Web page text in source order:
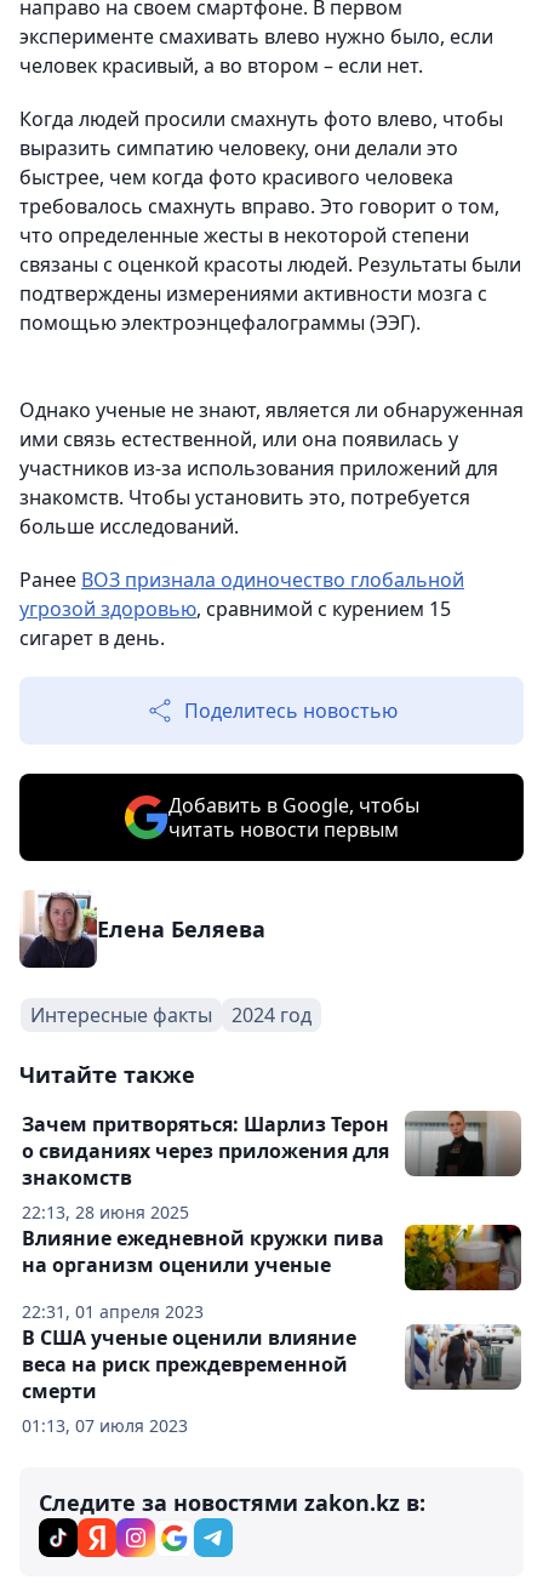
направо на своем смартфоне. В первом
эксперименте смахивать влево нужно было, если
человек красивый, а во втором – если нет.
Когда людей просили смахнуть фото влево, чтобы
выразить симпатию человеку, они делали это
быстрее, чем когда фото красивого человека
требовалось смахнуть вправо. Это говорит о том,
что определенные жесты в некоторой степени
связаны с оценкой красоты людей. Результаты были
подтверждены измерениями активности мозга с
помощью электроэнцефалограммы (ЭЭГ).
Однако ученые не знают, является ли обнаруженная
ими связь естественной, или она появилась у
участников из-за использования приложений для
знакомств. Чтобы установить это, потребуется
больше исследований.
Ранее ВОЗ признала одиночество глобальной
угрозой здоровью, сравнимой с курением 15
сигарет в день.
Поделитесь новостью
Добавить в Google, чтобы
читать новости первым
Елена Беляева
Интересные факты 2024 год
Читайте также
22:13, 28 июня 2025
Зачем притворяться: Шарлиз Терон
о свиданиях через приложения для
знакомств
22:31, 01 апреля 2023
Влияние ежедневной кружки пива
на организм оценили ученые
01:13, 07 июля 2023
В США ученые оценили влияние
веса на риск преждевременной
смерти
Следите за новостями zakon.kz в: